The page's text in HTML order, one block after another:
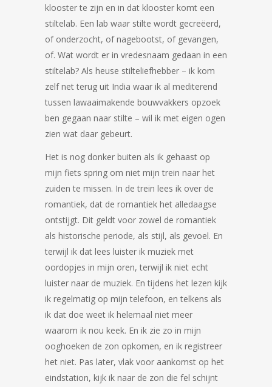
klooster te zijn en in dat klooster komt een
stiltelab. Een lab waar stilte wordt gecreëerd,
of onderzocht, of nagebootst, of gevangen,
of. Wat wordt er in vredesnaam gedaan in een
stiltelab? Als heuse stilteliefhebber – ik kom
zelf net terug uit India waar ik al mediterend
tussen lawaaimakende bouwvakkers opzoek
ben gegaan naar stilte – wil ik met eigen ogen
zien wat daar gebeurt.
Het is nog donker buiten als ik gehaast op
mijn fiets spring om niet mijn trein naar het
zuiden te missen. In de trein lees ik over de
romantiek, dat de romantiek het alledaagse
ontstijgt. Dit geldt voor zowel de romantiek
als historische periode, als stijl, als gevoel. En
terwijl ik dat lees luister ik muziek met
oordopjes in mijn oren, terwijl ik niet echt
luister naar de muziek. En tijdens het lezen kijk
ik regelmatig op mijn telefoon, en telkens als
ik dat doe weet ik helemaal niet meer
waarom ik nou keek. En ik zie zo in mijn
ooghoeken de zon opkomen, en ik registreer
het niet. Pas later, vlak voor aankomst op het
eindstation, kijk ik naar de zon die fel schijnt